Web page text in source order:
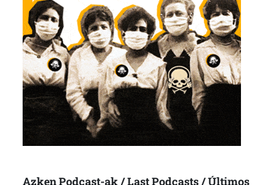
Azken Podcast-ak / Last Podcasts / Últimos